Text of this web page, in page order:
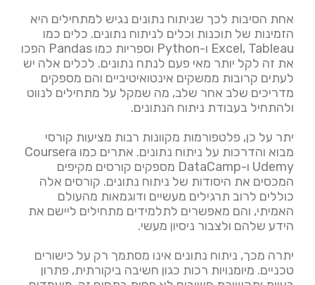
אחת הסיבות לכך שניתוח נתונים נגיש למתחילים היא
הזמינות של תוכנות וכלים לניתוח נתונים. כלים כמו
Excel, Tableau ו-Python וספריות כמו Pandas הפכו
את זה לקל יותר מאי פעם לנתח נתונים. לכלים אלה יש
לעתים קרובות ממשקים אינטואיטיביים והם מספקים
מדריכים שלב אחר שלב, מה שמקל על מתחילים לנווט
ולהתחיל בעבודת ניתוח הנתונים.
יתר על כן, פלטפורמות מקוונות רבות מציעות קורסי
מבוא והדרכות על ניתוח נתונים. אתרים כמו Coursera
Udemy ו-DataCamp מספקים קורסים מקיפים
המכסים את היסודות של ניתוח נתונים. קורסים אלה
כוללים לרוב תרגילים מעשיים ודוגמאות מהעולם
האמיתי, והם מאפשרים לתלמידים מתחילים ליישם את
הידע שלהם ולצבור ניסיון מעשי.
יתרה מכך, ניתוח נתונים אינו מסתמך רק על כישורים
טכניים. מיומנויות רכות כגון חשיבה ביקורתית, פתרון